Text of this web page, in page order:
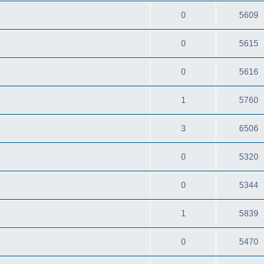
0 5609
0 5615
0 5616
1 5760
3 6506
0 5320
0 5344
1 5839
0 5470